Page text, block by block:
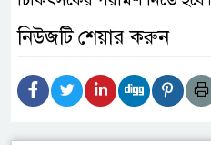
নিউজটি শেয়ার করুন